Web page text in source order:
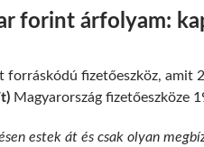
forint árfolyam:
forráskódú fizetőeszköz, amit
Magyarország fizetőeszköze
estek át és csak olyan